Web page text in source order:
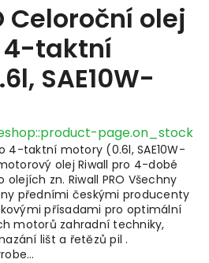
Celoroční olej
4-taktní
SAE10W-
page.on_stock
4-taktní motory (0.6l, SAE10W-
olej Riwall pro 4-dobé
zn. Riwall PRO Všechny
předními českými producenty
přísadami pro optimální
motorů zahradní techniky,
lišt a řetězů pil .